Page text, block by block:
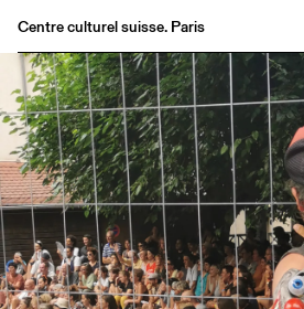
Centre culturel suisse. Paris
Agenda
Librairie
Buvette
Archives
Médiathèque
Éditions
Informations